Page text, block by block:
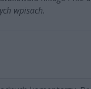
wpisach.